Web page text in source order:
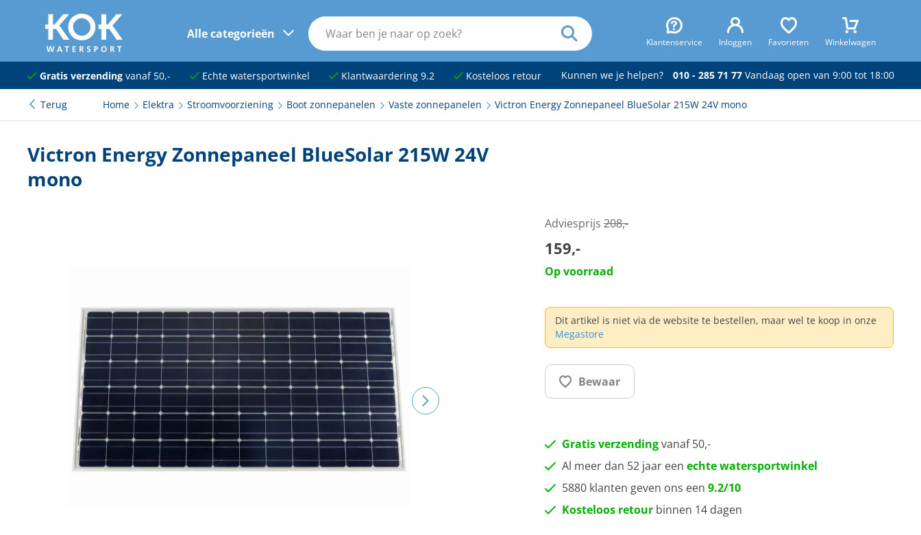
naar hoofdinhoud
Alle categorieën
Klantenservice Inloggen Favorieten Winkelwagen
Navigatie
Dekuitrusting
Onderhoud en verf
Techniek en motor
Tuigage en dekbeslag
Veiligheid
Boten, toebehoren en fun
Meubels en lifestyle
Gratis verzendingvanaf 50,- Echte watersportwinkel Klantwaardering 9.2 Kosteloos retour Kunnen we je helpen? 010 - 285 71 77Vandaag open van 9:00 tot 18:00
Terug Home Elektra Stroomvoorziening Boot zonnepanelen Vaste zonnepanelen Victron Energy Zonnepaneel BlueSolar 215W 24V mono
Victron Energy Zonnepaneel BlueSolar 215W 24V
mono
Adviesprijs208,-
159,-
Op voorraad
Dit artikel is niet via de website te bestellen, maar wel te koop in onze
Megastore
Bewaar
Gratis verzendingvanaf 50,-
Al meer dan 52 jaar een echte watersportwinkel
5880 klanten geven ons een 9.2/10
Kosteloos retourbinnen 14 dagen